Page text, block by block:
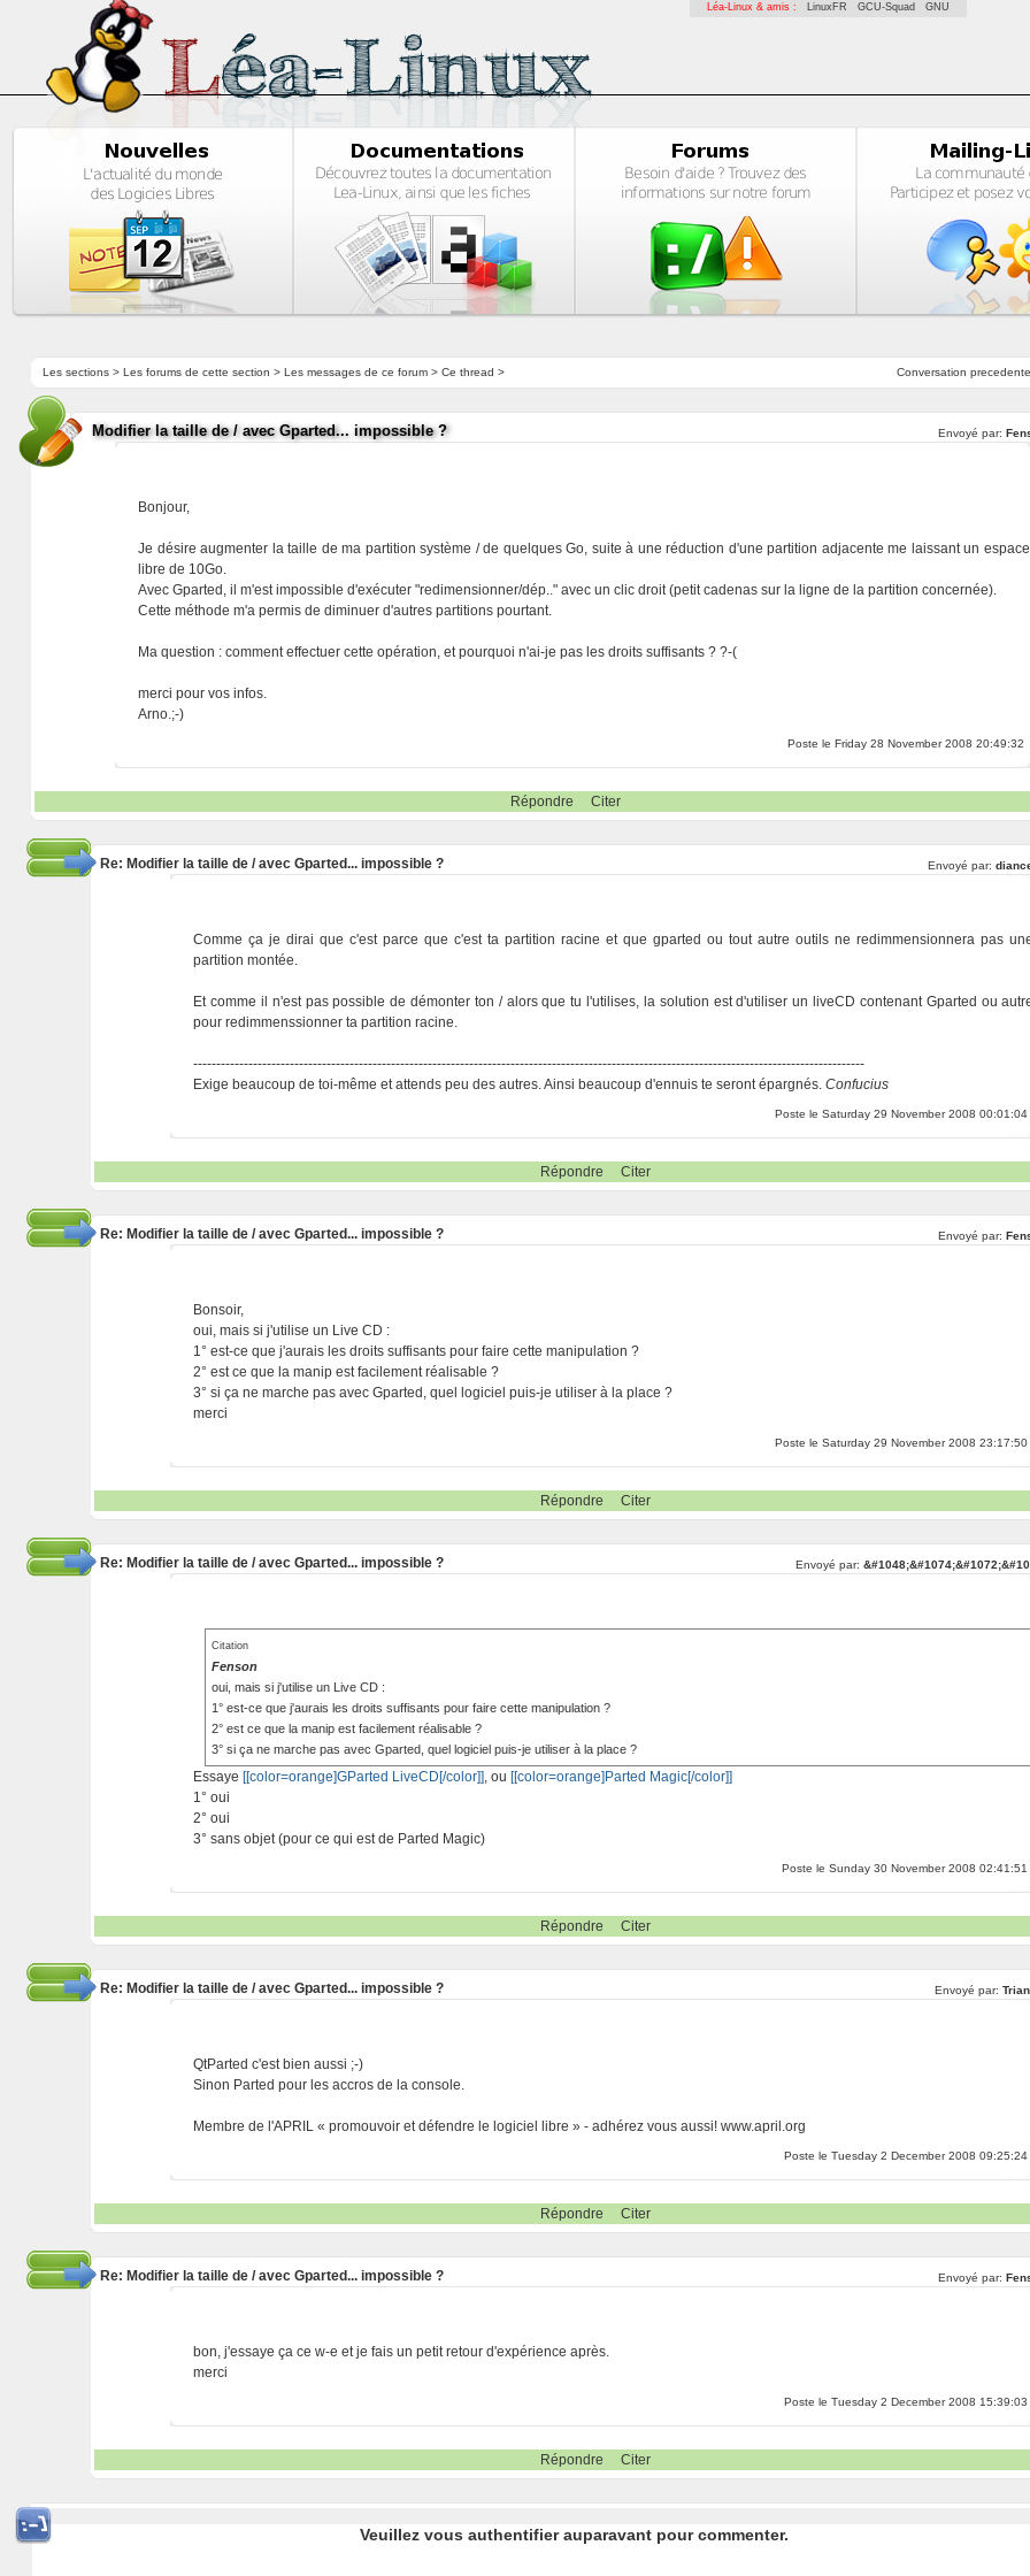
Léa-Linux & amis : LinuxFR GCU-Squad GNU
Conversation precedente
Les sections> Les forums de cette section > Les messages de ce forum> Ce thread >
Modifier la taille de / avec Gparted... impossible ? Envoyé par:
Bonjour,
Je désire augmenter la taille de ma partition système / de quelques Go, suite à une réduction d'une partition adjacente me laissant un espace
libre de 10Go.
Avec Gparted, il m'est impossible d'exécuter "redimensionner/dép.." avec un clic droit (petit cadenas sur la ligne de la partition concernée).
Cette méthode m'a permis de diminuer d'autres partitions pourtant.
Ma question : comment effectuer cette opération, et pourquoi n'ai-je pas les droits suffisants ? ?-(
merci pour vos infos.
Arno.;-)
Poste le Friday 28 November 2008 20:49:32
Répondre Citer
Re: Modifier la taille de / avec Gparted... impossible ? Envoyé par:
Comme ça je dirai que c'est parce que c'est ta partition racine et que gparted ou tout autre outils ne redimmensionnera pas
partition montée.
Et comme il n'est pas possible de démonter ton / alors que tu l'utilises, la solution est d'utiliser un liveCD contenant Gparted ou
pour redimmenssionner ta partition racine.
--------------------------------------------------------------------------------------------------------------------------------------------------
Exige beaucoup de toi-même et attends peu des autres. Ainsi beaucoup d'ennuis te seront épargnés.Confucius
Poste le Saturday 29 November 2008 00:01:04
Répondre Citer
Re: Modifier la taille de / avec Gparted... impossible ? Envoyé par:
Bonsoir,
oui, mais si j'utilise un Live CD :
1° est-ce que j'aurais les droits suffisants pour faire cette manipulation ?
2° est ce que la manip est facilement réalisable ?
3° si ça ne marche pas avec Gparted, quel logiciel puis-je utiliser à la place ?
merci
Poste le Saturday 29 November 2008 23:17:50
Répondre Citer
Re: Modifier la taille de / avec Gparted... impossible ? Envoyé par:
Citation
Fenson
oui, mais si j'utilise un Live CD :
1° est-ce que j'aurais les droits suffisants pour faire cette manipulation ?
2° est ce que la manip est facilement réalisable ?
3° si ça ne marche pas avec Gparted, quel logiciel puis-je utiliser à la place ?
Essaye [[color=orange]GParted LiveCD[/color]], ou [[color=orange]Parted Magic[/color]]
1° oui
2° oui
3° sans objet (pour ce qui est de Parted Magic)
Poste le Sunday 30 November 2008 02:41:51
Répondre Citer
Re: Modifier la taille de / avec Gparted... impossible ? Envoyé par:
QtParted c'est bien aussi ;-)
Sinon Parted pour les accros de la console.
Membre de l'APRIL « promouvoir et défendre le logiciel libre » - adhérez vous aussi! www.april.org
Poste le Tuesday 2 December 2008 09:25:24
Répondre Citer
Re: Modifier la taille de / avec Gparted... impossible ? Envoyé par:
bon, j'essaye ça ce w-e et je fais un petit retour d'expérience après.
merci
Poste le Tuesday 2 December 2008 15:39:03
Répondre Citer
Veuillez vous authentifier auparavant pour commenter.